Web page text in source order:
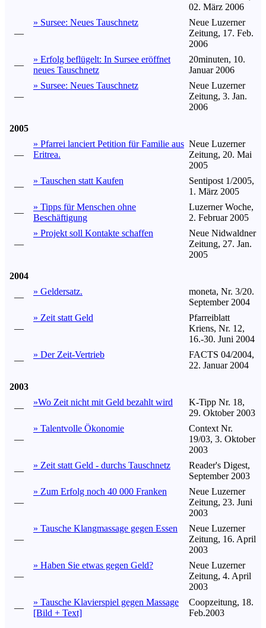
02. März 2006
—
» Sursee: Neues Tauschnetz
Neue Luzerner
Zeitung, 17. Feb.
2006
—
» Erfolg beflügelt: In Sursee eröffnet
neues Tauschnetz
20minuten, 10.
Januar 2006
—
» Sursee: Neues Tauschnetz
Neue Luzerner
Zeitung, 3. Jan.
2006
2005
—
» Pfarrei lanciert Petition für Familie aus
Eritrea.
Neue Luzerner
Zeitung, 20. Mai
2005
—
» Tauschen statt Kaufen
Sentipost 1/2005,
1. März 2005
—
» Tipps für Menschen ohne
Beschäftigung
Luzerner Woche,
2. Februar 2005
—
» Projekt soll Kontakte schaffen
Neue Nidwaldner
Zeitung, 27. Jan.
2005
2004
—
» Geldersatz.
moneta, Nr. 3/20.
September 2004
—
» Zeit statt Geld
Pfarreiblatt
Kriens, Nr. 12,
16.-30. Juni 2004
—
» Der Zeit-Vertrieb
FACTS 04/2004,
22. Januar 2004
2003
—
»Wo Zeit nicht mit Geld bezahlt wird
K-Tipp Nr. 18,
29. Oktober 2003
—
» Talentvolle Ökonomie
Context Nr.
19/03, 3. Oktober
2003
—
» Zeit statt Geld - durchs Tauschnetz
Reader's Digest,
September 2003
—
» Zum Erfolg noch 40 000 Franken
Neue Luzerner
Zeitung, 23. Juni
2003
—
» Tausche Klangmassage gegen Essen
Neue Luzerner
Zeitung, 16. April
2003
—
» Haben Sie etwas gegen Geld?
Neue Luzerner
Zeitung, 4. April
2003
—
» Tausche Klavierspiel gegen Massage
[Bild + Text]
Coopzeitung, 18.
Feb.2003